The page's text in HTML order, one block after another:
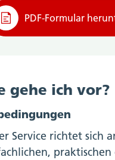
PDF-Formular
gehe ich vor?
Service richtet sich